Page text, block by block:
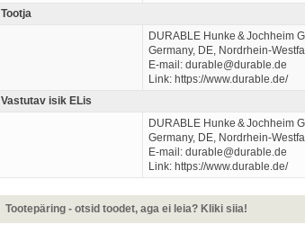
Tootja
DURABLE Hunke & Jochheim
Germany, DE,
E-mail: durable@durable.de
Link: https://www.durable.de/
Vastutav isik ELis
DURABLE Hunke & Jochheim
Germany, DE,
E-mail: durable@durable.de
Link: https://www.durable.de/
Tootepäring - otsid toodet, aga ei leia? Kliki siia!